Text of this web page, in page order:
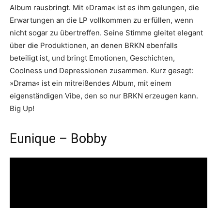
Album rausbringt. Mit »Drama« ist es ihm gelungen, die
Erwartungen an die LP vollkommen zu erfüllen, wenn
nicht sogar zu übertreffen. Seine Stimme gleitet elegant
über die Produktionen, an denen BRKN ebenfalls
beteiligt ist, und bringt Emotionen, Geschichten,
Coolness und Depressionen zusammen. Kurz gesagt:
»Drama« ist ein mitreißendes Album, mit einem
eigenständigen Vibe, den so nur BRKN erzeugen kann.
Big Up!
Eunique – Bobby